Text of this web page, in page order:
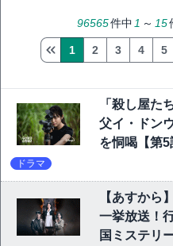
96565件中 1 ～ 15
1 2 3 4 5
「殺し屋た
父イ・ドン
を恫喝【第5
ドラマ
【あすから
一挙放送！
国ミステリ